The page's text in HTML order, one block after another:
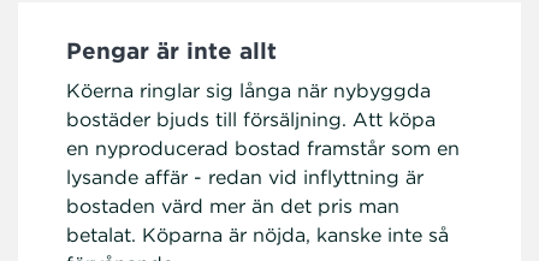
Pengar är inte allt
Köerna ringlar sig långa när nybyggda
bostäder bjuds till försäljning. Att köpa
en nyproducerad bostad framstår som en
lysande affär - redan vid inflyttning är
bostaden värd mer än det pris man
betalat. Köparna är nöjda, kanske inte så